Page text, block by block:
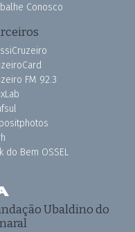
Conosco
FM 92.3
do Bem OSSEL
Ubaldino do